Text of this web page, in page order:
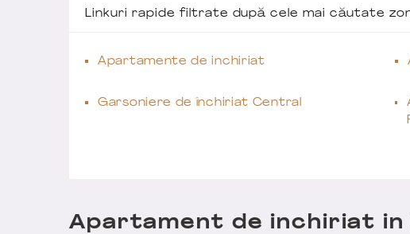
Linkuri rapide filtrate după cele mai căutate
Apartamente de inchiriat
Garsoniere de închiriat Central
Apartament de inchiriat in